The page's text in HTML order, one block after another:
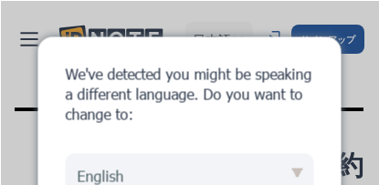
日本語 サインアップ
利用規約
We've detected you might be speaking
a different language. Do you want to
change to:
English